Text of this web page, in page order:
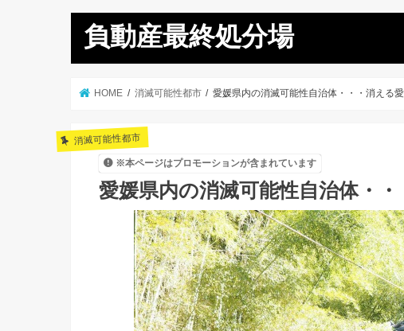
負動産最終処分場
HOME 消滅可能性都市 愛媛県内の消滅可能性自治体・・・消える
消滅可能性都市
※本ページはプロモーションが含まれています
愛媛県内の消滅可能性自治体・